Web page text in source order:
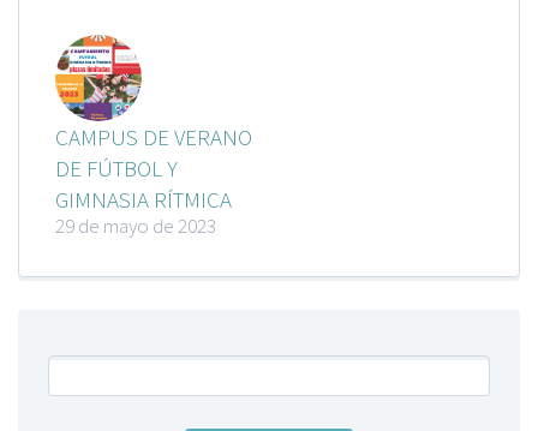
CAMPUS DE VERANO
DE FÚTBOL Y
GIMNASIA RÍTMICA
29 de mayo de 2023